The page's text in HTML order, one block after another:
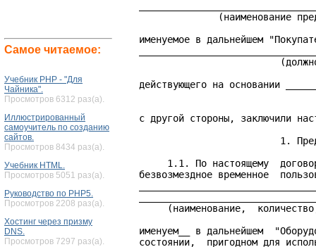
Самое читаемое:
Учебник PHP - "Для
Чайника".
Просмотров 6312 раз(а).
Иллюстрированный
самоучитель по созданию
сайтов.
Просмотров 8434 раз(а).
Учебник HTML.
Просмотров 5051 раз(а).
Руководство по PHP5.
Просмотров 2208 раз(а).
Хостинг через призму
DNS.
Просмотров 7297 раз(а).